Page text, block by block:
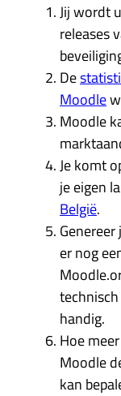
Jij wordt
releases
De
Moodle
Moodle
Je komt
je eigen
België.
er nog
handig.
Hoe
Moodle
kan